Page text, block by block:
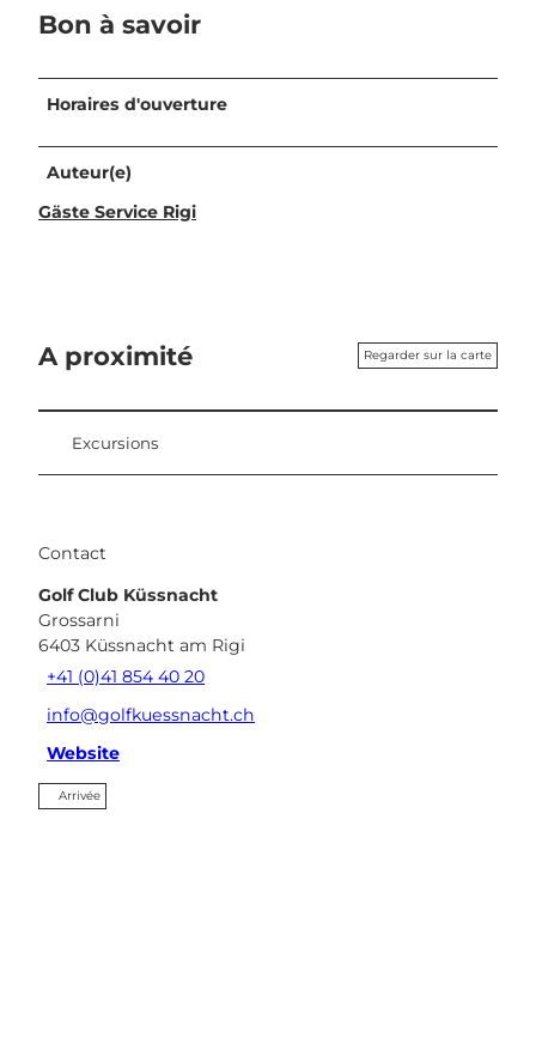
Bon à savoir
Horaires d'ouverture
Auteur(e)
Gäste Service Rigi
A proximité Regarder sur la carte
Excursions
Contact
Golf Club Küssnacht
Grossarni
6403 Küssnacht am Rigi
+41 (0)41 854 40 20
info@golfkuessnacht.ch
Website
Arrivée